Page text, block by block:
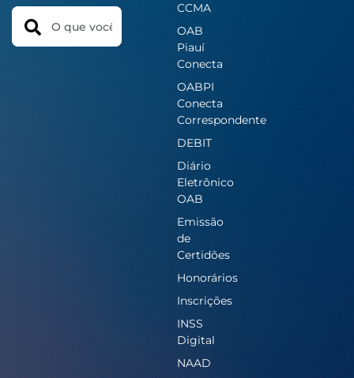
Search
CCMA
OAB
Piauí
Conecta
OABPI
Conecta
Correspondente
DEBIT
Diário
Eletrônico
OAB
Emissão
de
Certidões
Honorários
Inscrições
INSS
Digital
NAAD